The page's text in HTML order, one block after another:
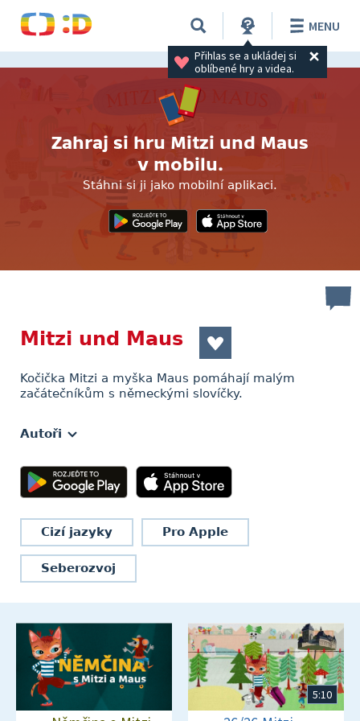
Přihlas se a ukládej si
oblíbené hry a videa.
MENU
Zahraj si hru Mitzi und Maus
v mobilu.
Stáhni si ji jako mobilní aplikaci.
Mitzi und Maus
Kočička Mitzi a myška Maus pomáhají malým
začátečníkům s německými slovíčky.
Autoři
Cizí jazyky Pro Apple
Seberozvoj
5:10